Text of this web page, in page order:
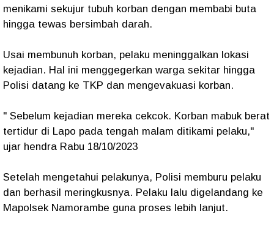
menikami sekujur tubuh korban dengan membabi buta
hingga tewas bersimbah darah.
Usai membunuh korban, pelaku meninggalkan lokasi
kejadian. Hal ini menggegerkan warga sekitar hingga
Polisi datang ke TKP dan mengevakuasi korban.
" Sebelum kejadian mereka cekcok. Korban mabuk berat
tertidur di Lapo pada tengah malam ditikami pelaku,"
ujar hendra Rabu 18/10/2023
Setelah mengetahui pelakunya, Polisi memburu pelaku
dan berhasil meringkusnya. Pelaku lalu digelandang ke
Mapolsek Namorambe guna proses lebih lanjut.